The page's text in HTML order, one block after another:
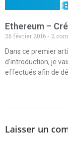
Ethereum –
26 février 2016
2
Dans ce premier
d’introduction, je
effectués afin de
Laisser un